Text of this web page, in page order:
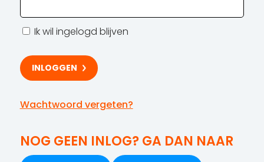
Ik wil ingelogd blijven
Wachtwoord vergeten?
NOG GEEN INLOG? GA DAN NAAR